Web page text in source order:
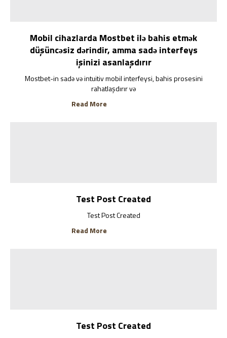
Mobil cihazlarda Mostbet ilə bahis etmək
düşüncəsiz dərindir, amma sadə interfeys
işinizi asanlaşdırır
Mostbet-in sadə və intuitiv mobil interfeysi, bahis prosesini
rahatlaşdırır və
Read More
Test Post Created
Test Post Created
Read More
Test Post Created